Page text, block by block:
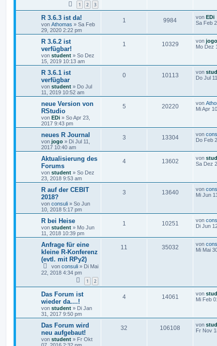
1 2 3
R 3.6.3 ist da!
von Athomas » Sa Feb
29, 2020 2:22 pm
1 9984 von EDi
Sa Feb
R 3.6.2 ist
verfügbar!
von student » So Dez
15, 2019 10:13 am
1 10329 von jogo
Mo Dez
R 3.6.1 ist
verfügbar
von student » Do Jul
11, 2019 10:52 am
0 10113 von
Do Jul
neue Version von
RStudio
von EDi » So Apr 23,
2017 9:43 pm
5 20220 von
Mi Apr
neues R Journal
von jogo » Di Jul 11,
2017 10:40 am
3 13304 von
Do Feb
Aktualisierung des
Forums
von student » So Dez
23, 2018 9:53 am
4 13602 von
Sa Dez
R auf der CEBIT
2018?
von consuli » So Jun
10, 2018 5:17 pm
3 13640 von
Mi Jun
R bei Heise
von student » Mo Jun
11, 2018 10:39 pm
1 10251 von
Di Jun
Anfrage für eine
kleine R-Konferenz
(evtl. mit RPy2)
von consuli » Di Mai
22, 2018 4:34 pm
1 2
11 35032 von
Mi Mai
Das Forum ist
wieder da....!
von student » Di Jan
31, 2017 9:50 pm
4 14061 von
Mi Feb
Das Forum wird
neu aufgebaut!
von student » Fr Okt
32 106108 von
Fr Nov